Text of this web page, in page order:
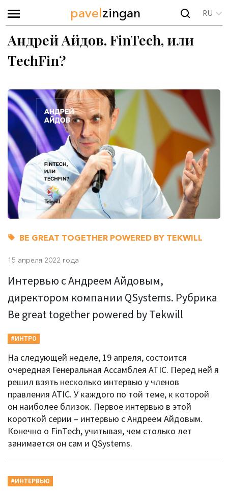
pavelzingan RU
BE GREAT TOGETHER POWERED BY TEKWILL
15 апреля 2022 года
Андрей Айдов. FinTech, или
TechFin?
Интервью с Андреем Айдовым,
директором компании QSystems. Рубрика
Be great together powered by Tekwill
#ИНТРО
На следующей неделе, 19 апреля, состоится
очередная Генеральная Ассамблея ATIC. Перед ней я
решил взять несколько интервью у членов
правления ATIC. У каждого по той теме, к которой
он наиболее близок. Первое интервью в этой
короткой серии – интервью с Андреем Айдовым.
Конечно о FinTech, учитывая, чем столько лет
занимается он сам и QSystems.
#ИНТЕРВЬЮ